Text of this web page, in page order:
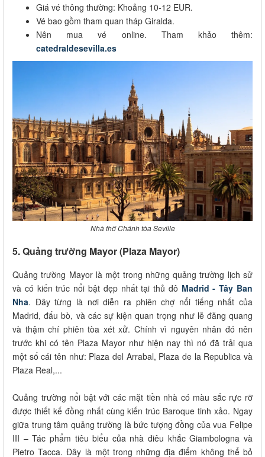
Giá vé thông thường: Khoảng 10-12 EUR.
Vé bao gồm tham quan tháp Giralda.
Nên mua vé online. Tham khảo thêm:
catedraldesevilla.es
Nhà thờ Chánh tòa Seville
5. Quảng trường Mayor (Plaza Mayor)
Quảng trường Mayor là một trong những quảng trường lịch sử
và có kiến trúc nổi bật đẹp nhất tại thủ đô Madrid - Tây Ban
Nha. Đây từng là nơi diễn ra phiên chợ nổi tiếng nhất của
Madrid, đấu bò, và các sự kiện quan trọng như lễ đăng quang
và thậm chí phiên tòa xét xử. Chính vì nguyên nhân đó nên
trước khi có tên Plaza Mayor như hiện nay thì nó đã trải qua
một số cái tên như: Plaza del Arrabal, Plaza de la Republica và
Plaza Real,...
Quảng trường nổi bật với các mặt tiền nhà có màu sắc rực rỡ
được thiết kế đồng nhất cùng kiến trúc Baroque tinh xảo. Ngay
giữa trung tâm quảng trường là bức tượng đồng của vua Felipe
III – Tác phẩm tiêu biểu của nhà điêu khắc Giambologna và
Pietro Tacca. Đây là một trong những địa điểm không thể bỏ